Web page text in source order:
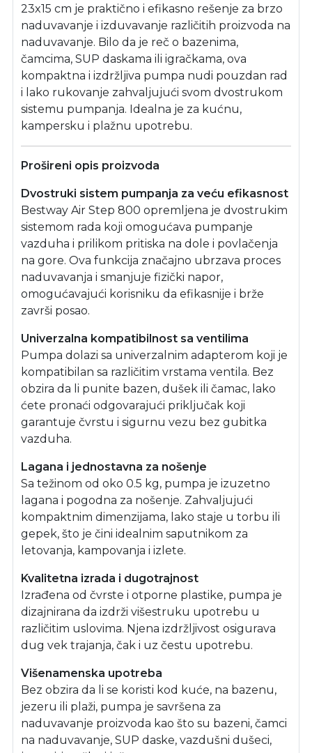
23x15 cm je praktično i efikasno rešenje za brzo
naduvavanje i izduvavanje različitih proizvoda na
naduvavanje. Bilo da je reč o bazenima,
čamcima, SUP daskama ili igračkama, ova
kompaktna i izdržljiva pumpa nudi pouzdan rad
i lako rukovanje zahvaljujući svom dvostrukom
sistemu pumpanja. Idealna je za kućnu,
kampersku i plažnu upotrebu.
Prošireni opis proizvoda
Dvostruki sistem pumpanja za veću efikasnost
Bestway Air Step 800 opremljena je dvostrukim
sistemom rada koji omogućava pumpanje
vazduha i prilikom pritiska na dole i povlačenja
na gore. Ova funkcija značajno ubrzava proces
naduvavanja i smanjuje fizički napor,
omogućavajući korisniku da efikasnije i brže
završi posao.
Univerzalna kompatibilnost sa ventilima
Pumpa dolazi sa univerzalnim adapterom koji je
kompatibilan sa različitim vrstama ventila. Bez
obzira da li punite bazen, dušek ili čamac, lako
ćete pronaći odgovarajući priključak koji
garantuje čvrstu i sigurnu vezu bez gubitka
vazduha.
Lagana i jednostavna za nošenje
Sa težinom od oko 0.5 kg, pumpa je izuzetno
lagana i pogodna za nošenje. Zahvaljujući
kompaktnim dimenzijama, lako staje u torbu ili
gepek, što je čini idealnim saputnikom za
letovanja, kampovanja i izlete.
Kvalitetna izrada i dugotrajnost
Izrađena od čvrste i otporne plastike, pumpa je
dizajnirana da izdrži višestruku upotrebu u
različitim uslovima. Njena izdržljivost osigurava
dug vek trajanja, čak i uz čestu upotrebu.
Višenamenska upotreba
Bez obzira da li se koristi kod kuće, na bazenu,
jezeru ili plaži, pumpa je savršena za
naduvavanje proizvoda kao što su bazeni, čamci
na naduvavanje, SUP daske, vazdušni dušeci,